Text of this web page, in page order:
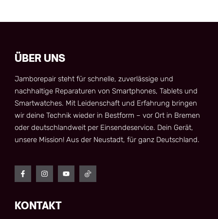
ÜBER UNS
Jamborepair steht für schnelle, zuverlässige und
nachhaltige Reparaturen von Smartphones, Tablets und
Smartwatches. Mit Leidenschaft und Erfahrung bringen
wir deine Technik wieder in Bestform – vor Ort in Bremen
oder deutschlandweit per Einsendeservice. Dein Gerät,
unsere Mission! Aus der Neustadt, für ganz Deutschland.
KONTAKT